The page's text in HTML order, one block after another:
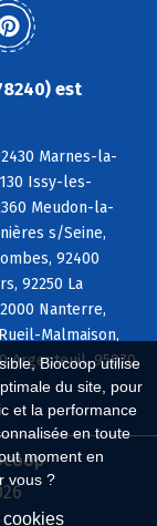
Biocoop utilise
du site, pour
et la performance
en toute
moment en
vous ?
cookies
est
Marnes-la-
Issy-les-
Meudon-la-
s/Seine,
92400
92250 La
Nanterre,
Malmaison,
Argenteuil, 95870